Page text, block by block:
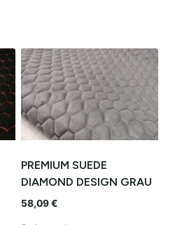
PREMIUM SUEDE
DIAMOND DESIGN GRAU
58,09€